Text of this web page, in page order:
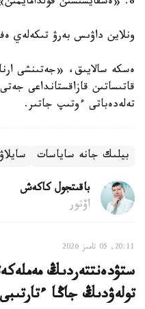
ونلاين داۋىس بەرۋ تىكەلەي
ەسكە سالايىق، «جەتىنشى
قاتىساتىن قازاقستانداعى
تەلەدەباتى ءوتىپ جاتىر.
بيلىك جانە ساياسات سايلاۋ-
باقىتجول كاكەش
اۆتور
20:11, 05 تامىز 2026
ستۋدەنتتەردىڭ
تولەۋدىڭ جاڭا